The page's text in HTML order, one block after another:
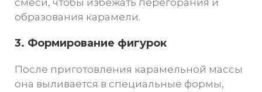
смеси, чтобы избежать перегорания и
образования карамели.
3. Формирование фигурок
После приготовления карамельной массы
она выливается в специальные формы,